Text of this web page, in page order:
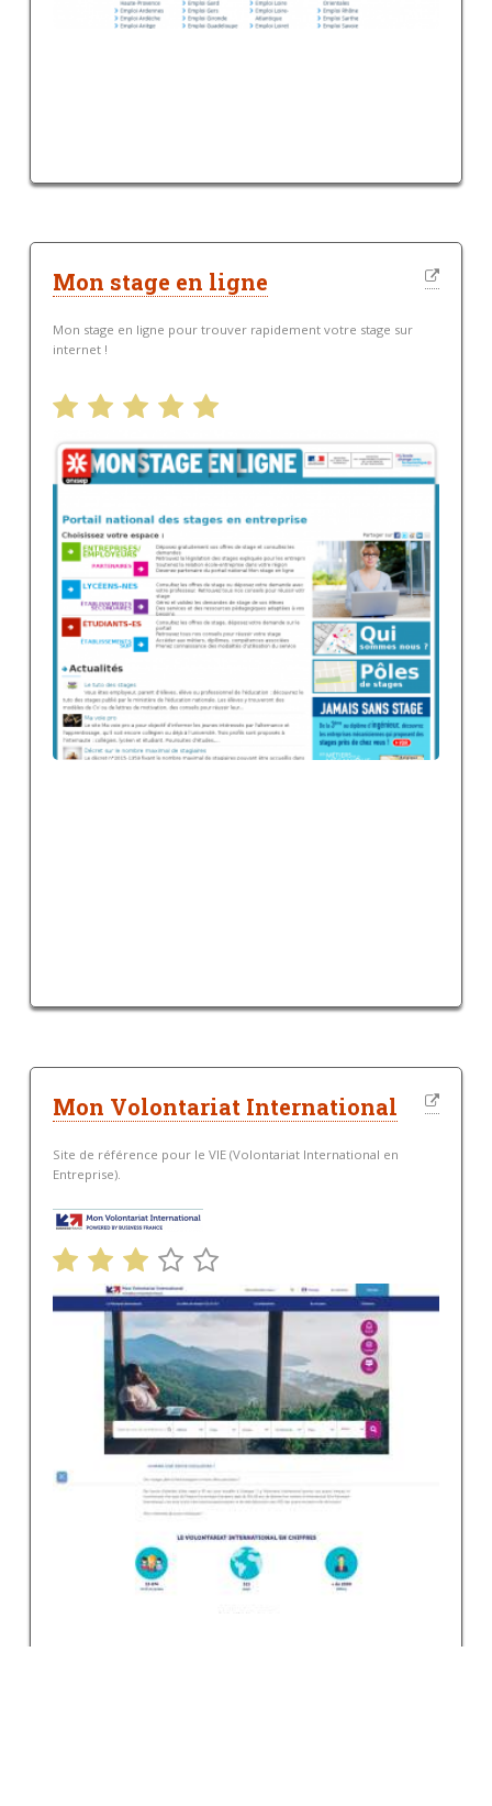
Mon stage en ligne
Mon stage en ligne pour trouver rapidement votre stage sur
internet !
Mon Volontariat International
Site de référence pour le VIE (Volontariat International en
Entreprise).